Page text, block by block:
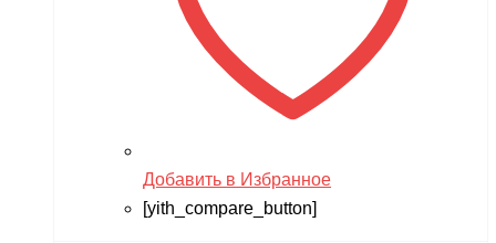
Добавить в Избранное
[yith_compare_button]